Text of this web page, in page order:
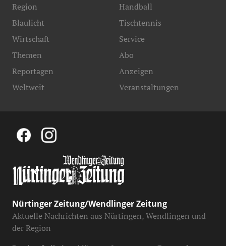
Region
Blaulicht
Handball
Tischtennis
Wirtschaft
Themen
Reportagen
Weltweit
Service
Abo
Anzeigen
Veranstaltungen
Nürtinger Zeitung/Wendlinger Zeitung
Aktuelle Nachrichten aus Nürtingen, Wendlingen und
der Region